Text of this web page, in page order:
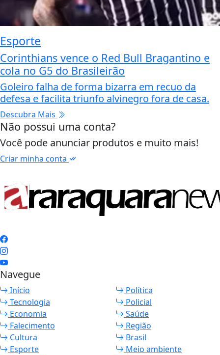
Esporte
Corinthians vence o Red Bull Bragantino e
cola no G5 do Brasileirão
Goleiro falha de forma bizarra em recuo da
defesa e facilita triunfo alvinegro fora de casa.
Descubra Mais
Não possui uma conta?
Você pode anunciar produtos e muito mais!
Criar minha conta
Navegue
Início
Política
Tecnologia
Policial
Economia
Saúde
Falecimento
Região
Cultura
Brasil
Esporte
Meio ambiente